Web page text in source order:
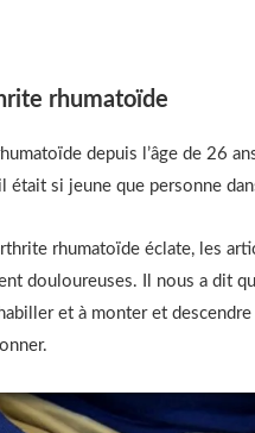
rhumatoïde
depuis l’âge de 26
était si jeune que personne
rhumatoïde éclate, les
douloureuses. Il nous a dit
et à monter et